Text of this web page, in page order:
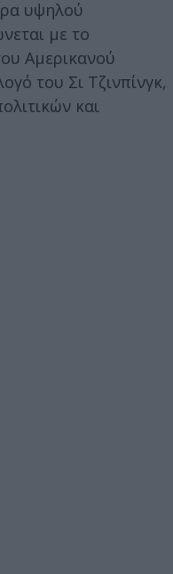
υψηλού
με το
Αμερικανού
του Σι Τζινπίνγκ,
και